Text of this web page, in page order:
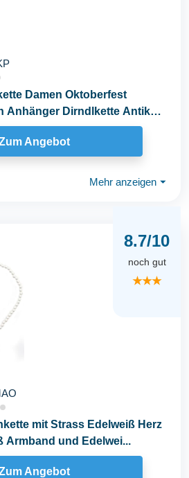
Damen Oktoberfest
Anhänger Dirndlkette Antik
Angebot
Mehr anzeigen ⏷
8.7/10
noch gut
★★★
mit Strass Edelweiß Herz
Armband und Edelwei...
Angebot